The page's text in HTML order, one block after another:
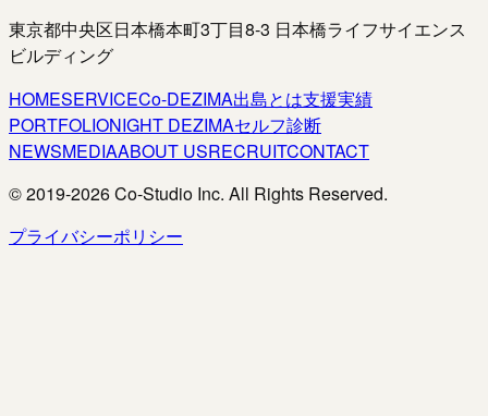
東京都中央区日本橋本町3丁目8-3 日本橋ライフサイエンス
ビルディング
HOMESERVICECo-DEZIMA出島とは支援実績
PORTFOLIONIGHT DEZIMAセルフ診断
NEWSMEDIAABOUT USRECRUITCONTACT
© 2019-2026Co-Studio Inc. All Rights Reserved.
プライバシーポリシー